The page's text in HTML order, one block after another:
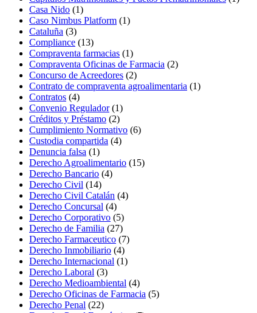
Casa Nido (1)
Caso Nimbus Platform (1)
Cataluña (3)
Compliance (13)
Compraventa farmacias (1)
Compraventa Oficinas de Farmacia (2)
Concurso de Acreedores (2)
Contrato de compraventa agroalimentaria (1)
Contratos (4)
Convenio Regulador(1)
Créditos y Préstamo (2)
Cumplimiento Normativo (6)
Custodia compartida (4)
Denuncia falsa (1)
Derecho Agroalimentario (15)
Derecho Bancario (4)
Derecho Civil (14)
Derecho Civil Catalán (4)
Derecho Concursal (4)
Derecho Corporativo (5)
Derecho de Familia (27)
Derecho Farmaceutico (7)
Derecho Inmobiliario (4)
Derecho Internacional (1)
Derecho Laboral (3)
Derecho Medioambiental (4)
Derecho Oficinas de Farmacia (5)
Derecho Penal (22)